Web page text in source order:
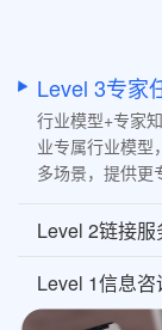
Level 3专家
行业模型+专家
业专属行业模型
多场景，提供更
Level 2链接服
Level 1信息咨